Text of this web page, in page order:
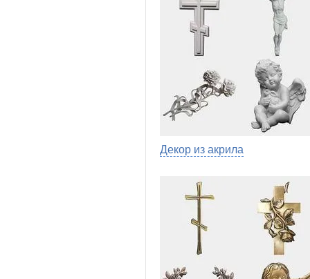
Декор из акрила